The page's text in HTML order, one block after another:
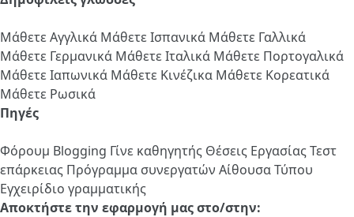
Μάθετε Αγγλικά Μάθετε Ισπανικά Μάθετε Γαλλικά
Μάθετε Γερμανικά Μάθετε Ιταλικά Μάθετε Πορτογαλικά
Μάθετε Ιαπωνικά Μάθετε Κινέζικα Μάθετε Κορεατικά
Μάθετε Ρωσικά
Πηγές
Φόρουμ Blogging Γίνε καθηγητής Θέσεις ΕργασίαςΤεστ
επάρκειας Πρόγραμμα συνεργατών Αίθουσα Τύπου
Εγχειρίδιο γραμματικής
Αποκτήστε την εφαρμογή μας στο/στην: